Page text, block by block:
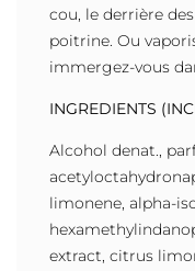
cou, le derrière
poitrine. Ou
immergez-vous
INGREDIENTS
Alcohol denat.,
limonene, alpha-
extract, citrus